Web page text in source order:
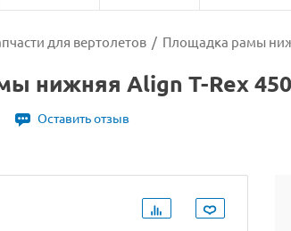
для вертолетов / Площадка рамы
нижняя Align T-Rex
Оставить отзыв